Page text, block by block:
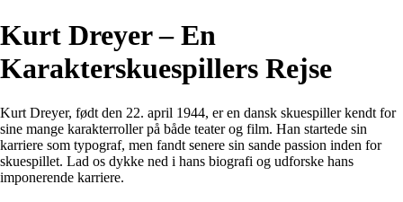
Kurt Dreyer – En
Karakterskuespillers Rejse
Kurt Dreyer, født den 22. april 1944, er en dansk skuespiller kendt for
sine mange karakterroller på både teater og film. Han startede sin
karriere som typograf, men fandt senere sin sande passion inden for
skuespillet. Lad os dykke ned i hans biografi og udforske hans
imponerende karriere.